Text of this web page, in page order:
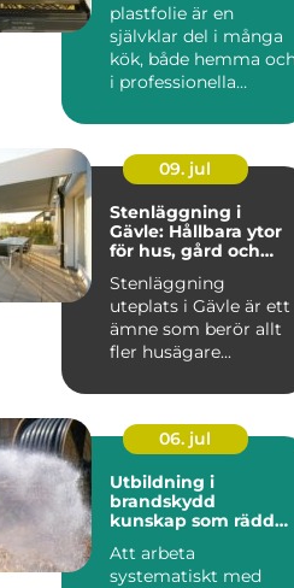
plastfolie är en
självklar del i många
kök, både hemma
i professionella
håller...
09. jul
Stenläggning i
Gävle: Hållbara ytor
för hus, gård och
Stenläggning
uteplats i Gävle är ett
ämne som berör allt
fler husägare...
06. jul
Utbildning i
brandskydd
kunskap som räddar
Att arbeta
systematiskt med